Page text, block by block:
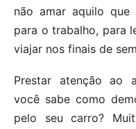
não amar aquilo
para o trabalho, para
viajar nos finais de
Prestar atenção ao
você sabe como
pelo seu carro?